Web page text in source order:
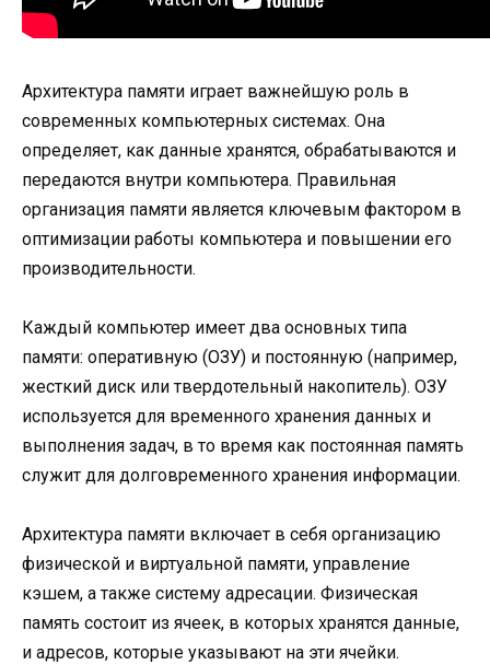
Архитектура памяти играет важнейшую роль в
современных компьютерных системах. Она
определяет, как данные хранятся, обрабатываются и
передаются внутри компьютера. Правильная
организация памяти является ключевым фактором в
оптимизации работы компьютера и повышении его
производительности.
Каждый компьютер имеет два основных типа
памяти: оперативную (ОЗУ) и постоянную (например,
жесткий диск или твердотельный накопитель). ОЗУ
используется для временного хранения данных и
выполнения задач, в то время как постоянная память
служит для долговременного хранения информации.
Архитектура памяти включает в себя организацию
физической и виртуальной памяти, управление
кэшем, а также систему адресации. Физическая
память состоит из ячеек, в которых хранятся данные,
и адресов, которые указывают на эти ячейки.